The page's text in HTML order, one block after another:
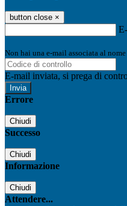
button close ×
Non hai una e-mail associata al
E-mail inviata, si prega di
Errore
Chiudi
Successo
Chiudi
Informazione
Chiudi
Attendere...